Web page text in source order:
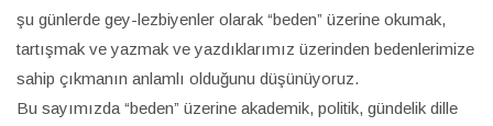
şu günlerde gey-lezbiyenler olarak “beden” üzerine okumak,
tartışmak ve yazmak ve yazdıklarımız üzerinden bedenlerimize
sahip çıkmanın anlamlı olduğunu düşünüyoruz.
Bu sayımızda “beden” üzerine akademik, politik, gündelik dille